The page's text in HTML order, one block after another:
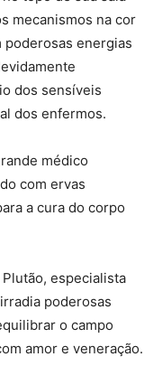
mecanismos na cor
poderosas energias
dos sensíveis
dos enfermos.
médico
com ervas
a cura do corpo
especialista
poderosas
o campo
amor e veneração.